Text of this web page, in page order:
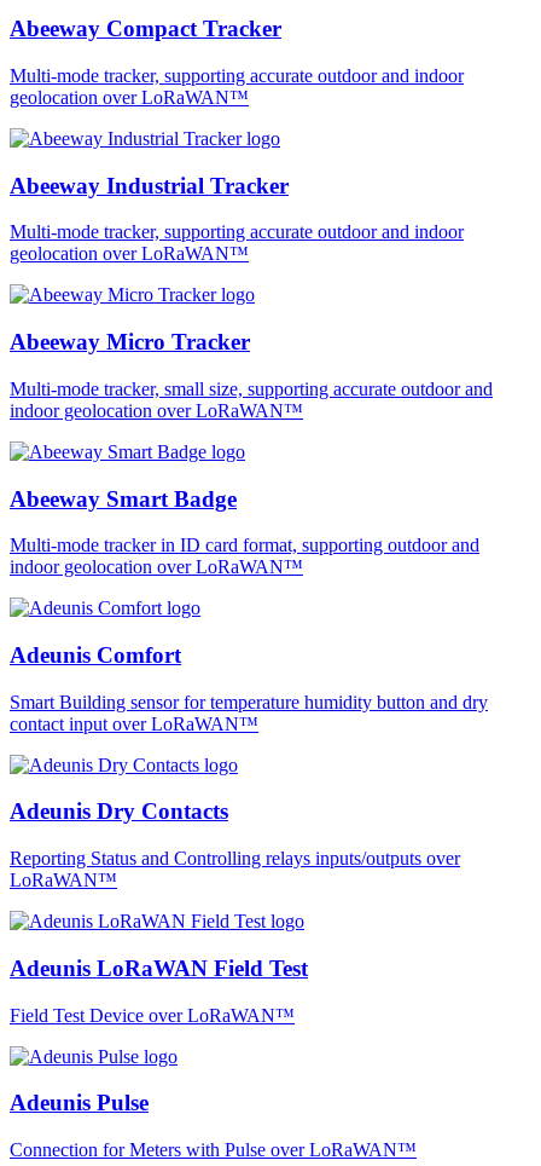
Abeeway Compact Tracker
Multi-mode tracker, supporting accurate outdoor and indoor
geolocation over LoRaWAN™
Abeeway Industrial Tracker
Multi-mode tracker, supporting accurate outdoor and indoor
geolocation over LoRaWAN™
Abeeway Micro Tracker
Multi-mode tracker, small size, supporting accurate outdoor and
indoor geolocation over LoRaWAN™
Abeeway Smart Badge
Multi-mode tracker in ID card format, supporting outdoor and
indoor geolocation over LoRaWAN™
Adeunis Comfort
Smart Building sensor for temperature humidity button and dry
contact input over LoRaWAN™
Adeunis Dry Contacts
Reporting Status and Controlling relays inputs/outputs over
LoRaWAN™
Adeunis LoRaWAN Field Test
Field Test Device over LoRaWAN™
Adeunis Pulse
Connection for Meters with Pulse over LoRaWAN™